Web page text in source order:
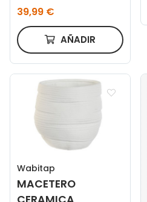
39,99 €
AÑADIR
Wabitap
MACETERO